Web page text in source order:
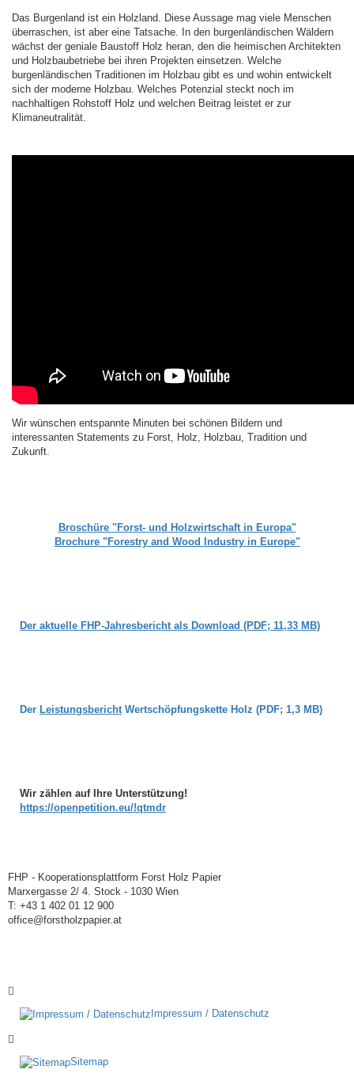
Das Burgenland ist ein Holzland. Diese Aussage mag viele Menschen
überraschen, ist aber eine Tatsache. In den burgenländischen Wäldern
wächst der geniale Baustoff Holz heran, den die heimischen Architekten
und Holzbaubetriebe bei ihren Projekten einsetzen. Welche
burgenländischen Traditionen im Holzbau gibt es und wohin entwickelt
sich der moderne Holzbau. Welches Potenzial steckt noch im
nachhaltigen Rohstoff Holz und welchen Beitrag leistet er zur
Klimaneutralität.
Wir wünschen entspannte Minuten bei schönen Bildern und
interessanten Statements zu Forst, Holz, Holzbau, Tradition und
Zukunft.
Broschüre "Forst- und Holzwirtschaft in Europa"
Brochure "Forestry and Wood Industry in Europe"
Der aktuelle FHP-Jahresbericht als Download (PDF; 11,33 MB)
Der LeistungsberichtWertschöpfungskette Holz (PDF; 1,3 MB)
Wir zählen auf Ihre Unterstützung!
https://openpetition.eu/!qtmdr
FHP - Kooperationsplattform Forst Holz Papier
Marxergasse 2/ 4. Stock - 1030 Wien
T: +43 1 402 01 12 900
office@forstholzpapier.at
Impressum / Datenschutz
Sitemap